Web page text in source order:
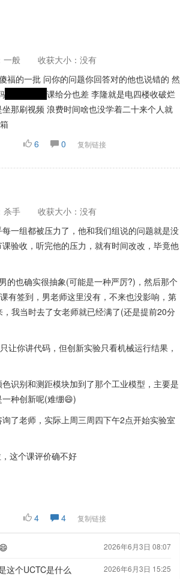
一般
收获大小：没有
福的一批 问你的问题你回答对的他也说错的 然
请文明用语 课给分也差 李隆就是电四楼收破烂
那刷视频 浪费时间啥也没学着二十来个人就
6 0 复制链接
杀手
收获大小：没有
一组都被压力了，他和我们组说的问题就是没
验收，听完他的压力，就有时间改改，毕竟他
的也确实很抽象(可能是一种严厉?)，然后那个
有签到，男老师这里没有，不来也没影响，第
我当时去了女老师就已经满了(还是提前20分
让你讲代码，但创新实验只看机械运行结果，
识别和测距模块加到了那个工业模型，主要是
种创新呢(难绷😄)
了老师，实际上周三周四下午2点开始实验室
这个课评价确不好
4 4 复制链接
2026年6月3日 08:07
这个UCTC是什么 2026年6月3日 15:25